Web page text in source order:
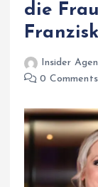
die
Insider
0 Comments